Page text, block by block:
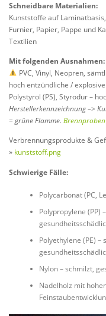
Schneidbare Materialien:
Kunststoffe auf
Furnier, Papier, Pappe und
Textilien
Mit folgenden Ausnahmen:
PVC, Vinyl, Neopren,
hoch entzündliche /
Polystyrol (PS), Styrodur –
Herstellerkennzeichnung –>
= grüne Flamme. Brennproben
Verbrennungsprodukte &
» kunststoff.png
Schwierige Fälle:
Polycarbonat (PC,
Polypropylene (PP)
Polyethylene (PE) –
Nylon – schmilzt,
Nadelholz mit